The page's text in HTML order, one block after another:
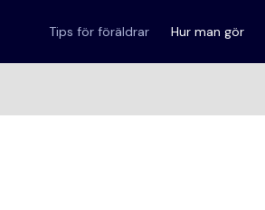
Tips för föräldrar Hur man gör